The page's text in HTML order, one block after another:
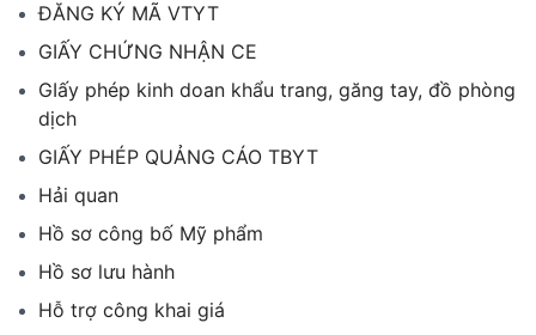
ĐĂNG KÝ MÃ VTYT
GIẤY CHỨNG NHẬN CE
GIấy phép kinh doan khẩu trang, găng tay, đồ phòng
dịch
GIẤY PHÉP QUẢNG CÁO TBYT
Hải quan
Hồ sơ công bố Mỹ phẩm
Hồ sơ lưu hành
Hỗ trợ công khai giá